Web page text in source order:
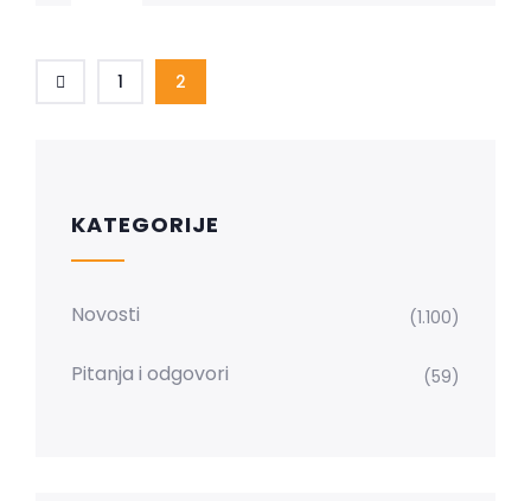
1 2
KATEGORIJE
Novosti (1.100)
Pitanja i odgovori (59)